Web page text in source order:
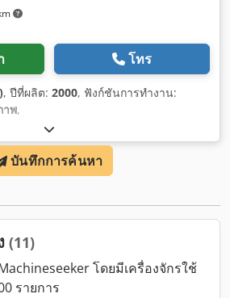
โทร
, ปีที่ผลิต: 2000, ฟังก์ชันการทำงาน:
าพ,
บันทึกการค้นหา
(11)
โดยมีเครื่องจักรใช้
รายการ